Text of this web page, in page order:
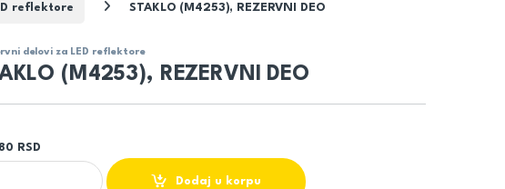
reflektore STAKLO (M4253), REZERVNI DEO
delovi za LED reflektore
(M4253), REZERVNI DEO
RSD
(M4253), REZERVNI DEO quantity
Dodaj u korpu